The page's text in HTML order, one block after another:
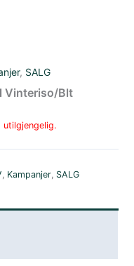
, SALG
Vinteriso/Blt
, Kampanjer, SALG